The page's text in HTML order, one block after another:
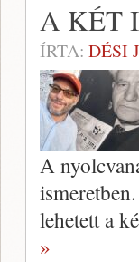
A KÉT
ÍRTA: DÉSI
A
lehetett a
»